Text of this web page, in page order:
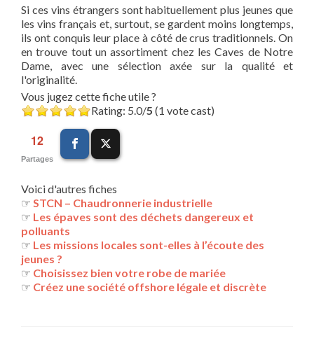
Si ces vins étrangers sont habituellement plus jeunes que
les vins français et, surtout, se gardent moins longtemps,
ils ont conquis leur place à côté de crus traditionnels. On
en trouve tout un assortiment chez les Caves de Notre
Dame, avec une sélection axée sur la qualité et
l'originalité.
Vous jugez cette fiche utile ?
Rating: 5.0/5 (1 vote cast)
12
Partages
Voici d'autres fiches
☞ STCN – Chaudronnerie industrielle
☞ Les épaves sont des déchets dangereux et
polluants
☞ Les missions locales sont-elles à l’écoute des
jeunes ?
☞ Choisissez bien votre robe de mariée
☞ Créez une société offshore légale et discrète